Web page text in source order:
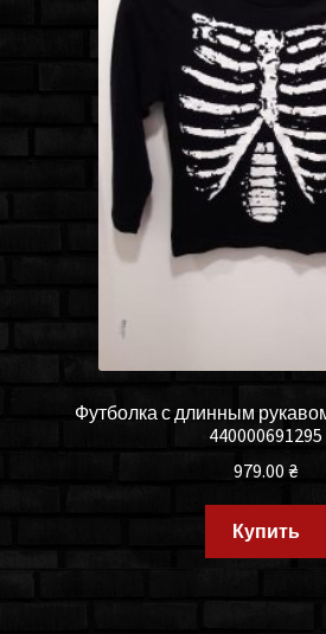
Футболка с длинным
440000691295
979.00 ₴
Купить